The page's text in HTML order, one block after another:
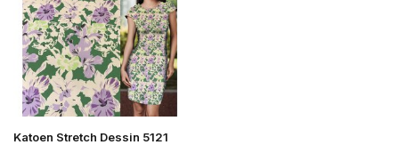
Katoen Stretch Dessin 5121